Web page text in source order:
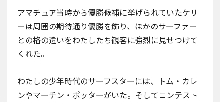
アマチュア当時から優勝候補に挙げられていたケリ
ーは周囲の期待通り優勝を飾り、ほかのサーファー
との格の違いをわたしたち観客に強烈に見せつけて
くれた。
わたしの少年時代のサーフスターには、トム・カレ
ンやマーチン・ポッターがいた。そしてコンテスト